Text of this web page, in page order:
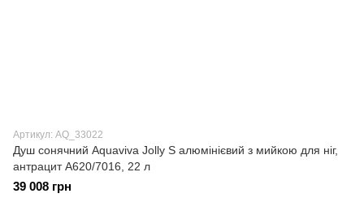
Артикул: AQ_33022
Душ сонячний Aquaviva Jolly S алюмінієвий з мийкою для ніг,
антрацит A620/7016, 22 л
39 008 грн